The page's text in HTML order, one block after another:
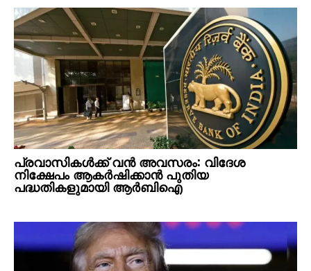
പ്രവാസികൾക്ക് വൻ അവസരം: വിദേശ
നിക്ഷേപം ആകർഷിക്കാൻ പുതിയ
പദ്ധതികളുമായി ആർബിഐ